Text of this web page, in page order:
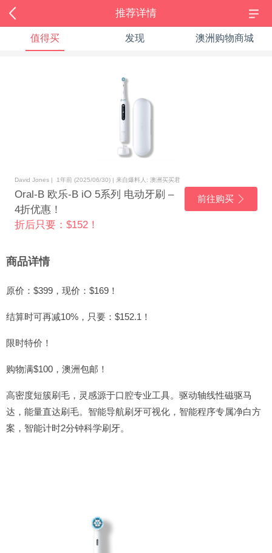
推荐详情
值得买 发现 澳洲购物商城
David Jones | 1年前 (2025/06/30) | 来自爆料人: 澳洲买买君
Oral-B 欧乐-B iO 5系列 电动牙刷 –
4折优惠！
折后只要：$152！
前往购买
商品详情
原价：$399，现价：$169！
结算时可再减10%，只要：$152.1！
限时特价！
购物满$100，澳洲包邮！
高密度短簇刷毛，灵感源于口腔专业工具。驱动轴线性磁驱马
达，能量直达刷毛。智能导航刷牙可视化，智能程序专属净白方
案，智能计时2分钟科学刷牙。